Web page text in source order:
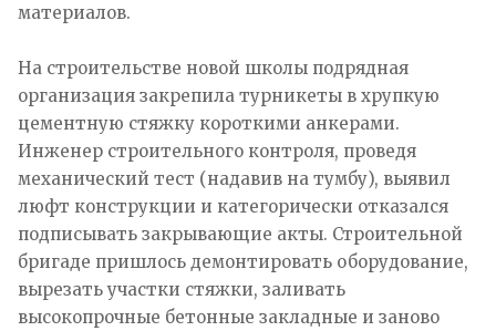
материалов.
На строительстве новой школы подрядная
организация закрепила турникеты в хрупкую
цементную стяжку короткими анкерами.
Инженер строительного контроля, проведя
механический тест (надавив на тумбу), выявил
люфт конструкции и категорически отказался
подписывать закрывающие акты. Строительной
бригаде пришлось демонтировать оборудование,
вырезать участки стяжки, заливать
высокопрочные бетонные закладные и заново